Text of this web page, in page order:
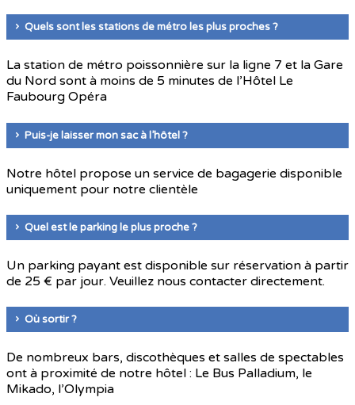
Quels sont les stations de métro les plus proches ?
La station de métro poissonnière sur la ligne 7 et la Gare
du Nord sont à moins de 5 minutes de l’Hôtel Le
Faubourg Opéra
Puis-je laisser mon sac à l’hôtel ?
Notre hôtel propose un service de bagagerie disponible
uniquement pour notre clientèle
Quel est le parking le plus proche ?
Un parking payant est disponible sur réservation à partir
de 25 € par jour. Veuillez nous contacter directement.
Où sortir ?
De nombreux bars, discothèques et salles de spectables
ont à proximité de notre hôtel : Le Bus Palladium, le
Mikado, l’Olympia